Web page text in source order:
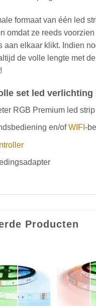
formaat van één led
omdat ze reeds
aan elkaar klikt. Indien
de volle lengte met
set led verlichting
RGB Premium led strip
en/ofWIFI -
Producten